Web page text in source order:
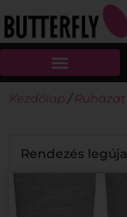
Kezdőlap /Ruházat